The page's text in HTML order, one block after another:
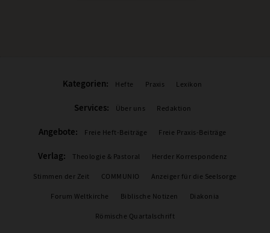
Kategorien: Hefte Praxis Lexikon
Services: Über uns Redaktion
Angebote: Freie Heft-Beiträge Freie Praxis-Beiträge
Verlag: Theologie & Pastoral Herder Korrespondenz
Stimmen der Zeit COMMUNIO Anzeiger für die Seelsorge
Forum Weltkirche Biblische Notizen Diakonia
Römische Quartalschrift